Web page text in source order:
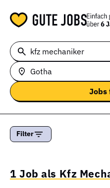
Filter
1 Job als Kfz